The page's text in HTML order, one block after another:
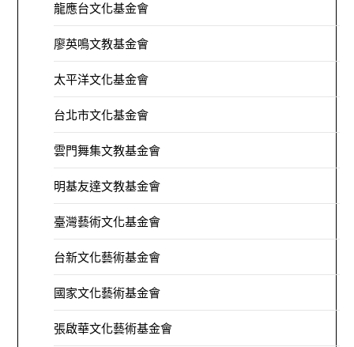
龍應台文化基金會
廖英鳴文教基金會
太平洋文化基金會
台北市文化基金會
雲門舞集文教基金會
明基友達文教基金會
臺灣藝術文化基金會
台新文化藝術基金會
國家文化藝術基金會
張啟華文化藝術基金會